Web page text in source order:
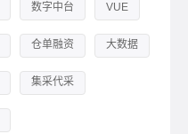
数字中台 VUE
仓单融资 大数据
集采代采